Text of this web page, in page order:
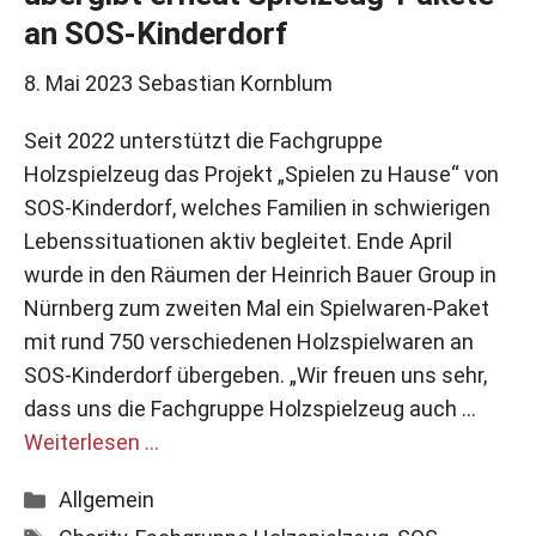
an SOS-Kinderdorf
8. Mai 2023 Sebastian Kornblum
Seit 2022 unterstützt die Fachgruppe
Holzspielzeug das Projekt „Spielen zu Hause“ von
SOS-Kinderdorf, welches Familien in schwierigen
Lebenssituationen aktiv begleitet. Ende April
wurde in den Räumen der Heinrich Bauer Group in
Nürnberg zum zweiten Mal ein Spielwaren-Paket
mit rund 750 verschiedenen Holzspielwaren an
SOS-Kinderdorf übergeben. „Wir freuen uns sehr,
dass uns die Fachgruppe Holzspielzeug auch …
Weiterlesen …
Kategorien
Allgemein